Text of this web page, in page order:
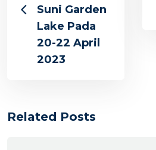
Suni Garden
Lake Pada
20-22 April
2023
Related Posts